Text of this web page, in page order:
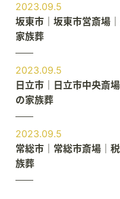
2023.09.5
坂東市｜坂東市営斎場
家族葬
2023.09.5
日立市｜日立市中央斎
の家族葬
2023.09.5
常総市｜常総市斎場｜
族葬